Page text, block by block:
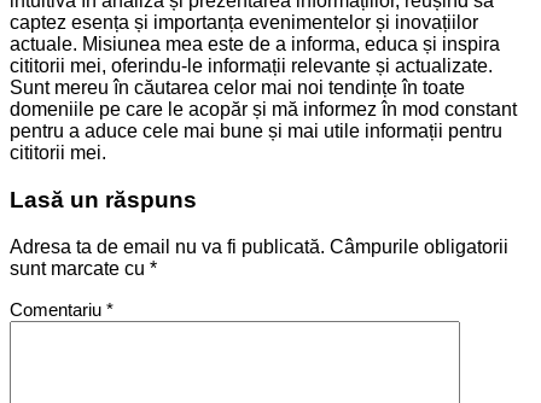
captez esența și importanța evenimentelor și inovațiilor
actuale. Misiunea mea este de a informa, educa și inspira
cititorii mei, oferindu-le informații relevante și actualizate.
Sunt mereu în căutarea celor mai noi tendințe în toate
domeniile pe care le acopăr și mă informez în mod constant
pentru a aduce cele mai bune și mai utile informații pentru
cititorii mei.
Lasă un răspuns
Adresa ta de email nu va fi publicată. Câmpurile obligatorii
sunt marcate cu *
Comentariu *